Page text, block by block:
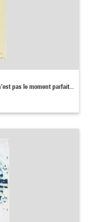
pas le moment parfait...